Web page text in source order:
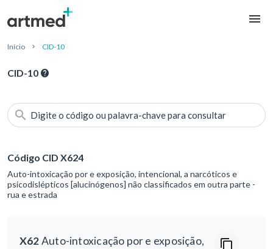
Início CID-10
CID-10
Digite o código ou palavra-chave para consultar
Código CID X624
Auto-intoxicação por e exposição, intencional, a narcóticos e
psicodislépticos [alucinógenos] não classificados em outra parte -
rua e estrada
X62Auto-intoxicação por e exposição,